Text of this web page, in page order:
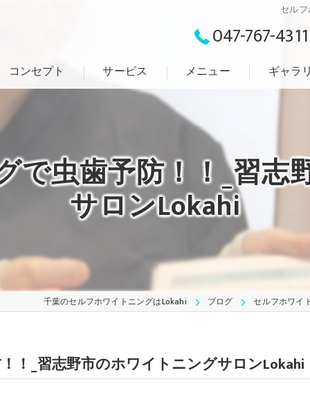
セル
047-767-4311
コンセプト サービス メニュー ギャラ
で虫歯予防！！_習志
サロンLokahi
千葉のセルフホワイトニングはLokahi ブログ セルフホワイ
！_習志野市のホワイトニングサロンLokahi